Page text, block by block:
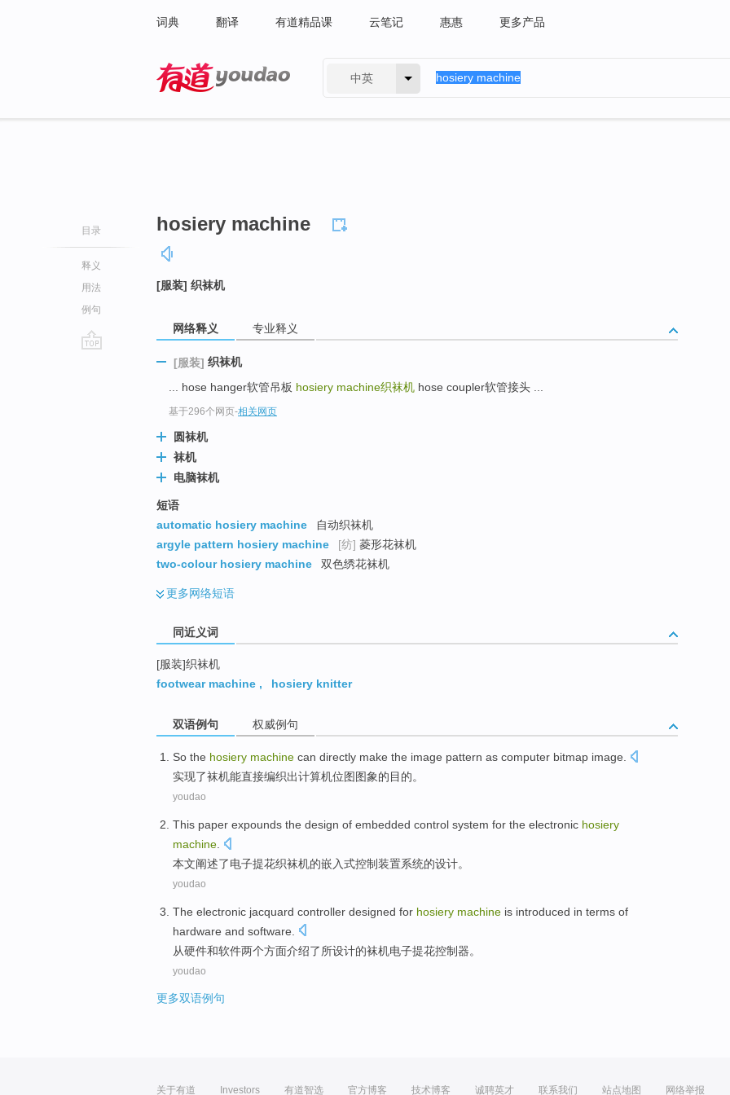
词典 翻译 有道精品课 云笔记 惠惠 更多产品
中英
目录
释义
用法
例句
hosiery machine
[服装] 织袜机
网络释义 专业释义
[服装] 织袜机
... hose hanger软管吊板 hosiery machine织袜机 hose coupler软管接头 ...
基于296个网页-相关网页
圆袜机
袜机
电脑袜机
短语
automatic hosiery machine
自动织袜机
argyle pattern hosiery machine
[纺] 菱形花袜机
two-colour hosiery machine
双色绣花袜机
更多网络短语
同近义词
[服装]织袜机
footwear machine , hosiery knitter
双语例句 权威例句
So the hosiery machine can directly make the image pattern as computer bitmap image.
实现了袜机能直接编织出计算机位图 图象的目的。
youdao
This paper expounds the design of embedded control system for the electronic hosiery
machine
本文阐述了电子提花织袜机的嵌入式控制装置系统的设计。
youdao
The electronic jacquard controller designed for hosiery machine is introduced in terms of
hardware and software
从硬件和软件两个方面介绍了所设计的袜机电子提花控制器。
youdao
更多双语例句
关于有道 Investors 有道智选 官方博客 技术博客 诚聘英才 联系我们 站点地图 网络举报